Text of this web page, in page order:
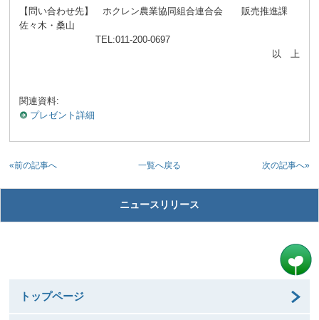
【問い合わせ先】 ホクレン農業協同組合連合会 販売推進課
佐々木・桑山
TEL:011-200-0697
以 上
関連資料:
プレゼント詳細
一覧へ戻る
«前の記事へ 次の記事へ»
ニュースリリース
トップページ